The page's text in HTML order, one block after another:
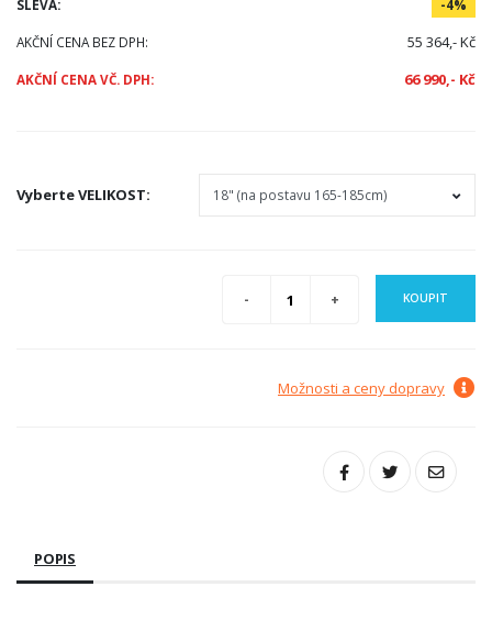
SLEVA: -4%
AKČNÍ CENA BEZ DPH: 55 364,- Kč
AKČNÍ CENA VČ. DPH: 66 990,- Kč
VyberteVELIKOST:
KOUPIT
Možnosti a ceny dopravy
POPIS